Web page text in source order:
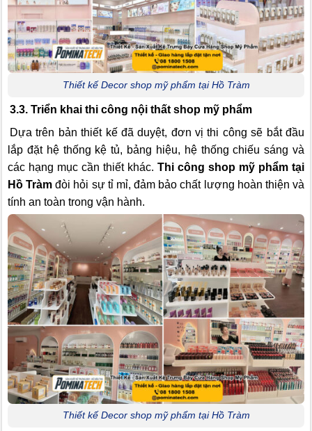
Thiết kế Decor shop mỹ phẩm tại Hồ Tràm
3.3. Triển khai thi công nội thất shop mỹ phẩm
Dựa trên bản thiết kế đã duyệt, đơn vị thi công sẽ bắt đầu
lắp đặt hệ thống kệ tủ, bảng hiệu, hệ thống chiếu sáng và
các hạng mục cần thiết khác. Thi công shop mỹ phẩm tại
Hồ Tràm đòi hỏi sự tỉ mỉ, đảm bảo chất lượng hoàn thiện và
tính an toàn trong vận hành.
Thiết kế Decor shop mỹ phẩm tại Hồ Tràm